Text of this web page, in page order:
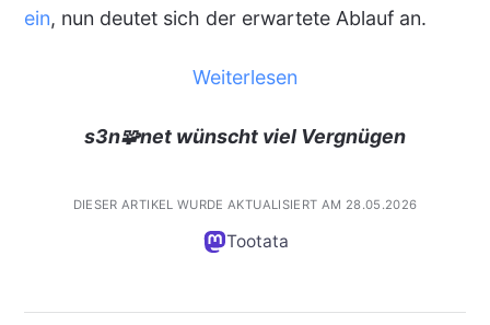
ein, nun deutet sich der erwartete Ablauf an.
Weiterlesen
s3n🧩net wünscht viel Vergnügen
DIESER ARTIKEL WURDE AKTUALISIERT AM 28.05.2026
Tootata